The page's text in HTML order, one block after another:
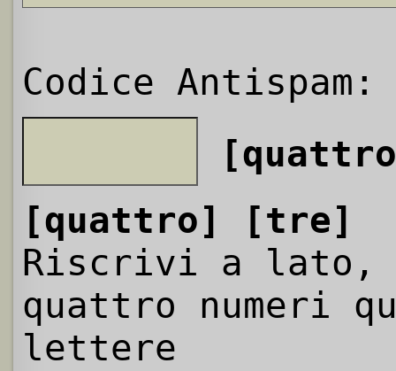
Codice Antispam:
[quattro]
[tre]
Riscrivi a
quattro numeri
lettere